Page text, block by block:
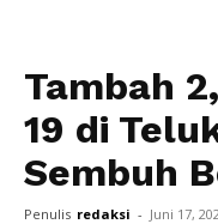
Tambah
19 di
Sembuh
Penulis redaksi - Juni 17,